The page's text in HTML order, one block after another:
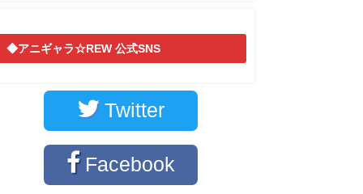
◆アニギャラ☆REW 公式SNS
Twitter
Facebook